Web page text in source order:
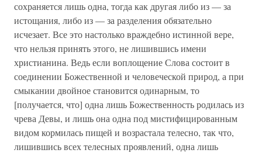
сохраняется лишь одна, тогда как другая либо из — за
истощания, либо из — за разделения обязательно
исчезает. Все это настолько враждебно истинной вере,
что нельзя принять этого, не лишившись имени
христианина. Ведь если воплощение Слова состоит в
соединении Божественной и человеческой природ, а при
смыкании двойное становится одинарным, то
[получается, что] одна лишь Божественность родилась из
чрева Девы, и лишь она одна под мистифицированным
видом кормилась пищей и возрастала телесно, так что,
лишившись всех телесных проявлений, одна лишь